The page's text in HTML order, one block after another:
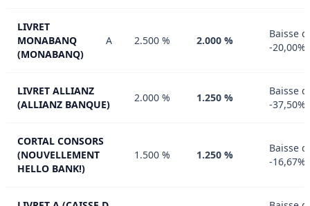
LIVRET
MONABANQ
(MONABANQ)
A 2.500 % 2.000 %
Baisse
-20,00%
LIVRET ALLIANZ
(ALLIANZ BANQUE)
2.000 % 1.250 %
Baisse
-37,50%
CORTAL CONSORS
(NOUVELLEMENT
HELLO BANK!)
1.500 % 1.250 %
Baisse
-16,67%